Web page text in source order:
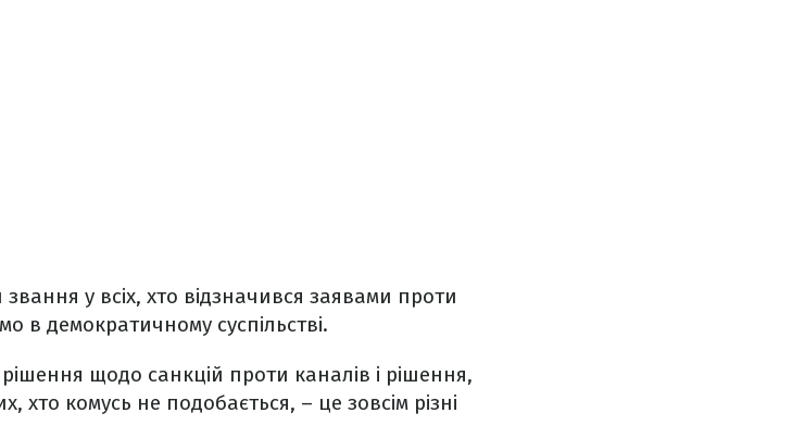
у всіх, хто відзначився заявами проти
в демократичному суспільстві.
щодо санкцій проти каналів і рішення,
хто комусь не подобається, – це зовсім різні